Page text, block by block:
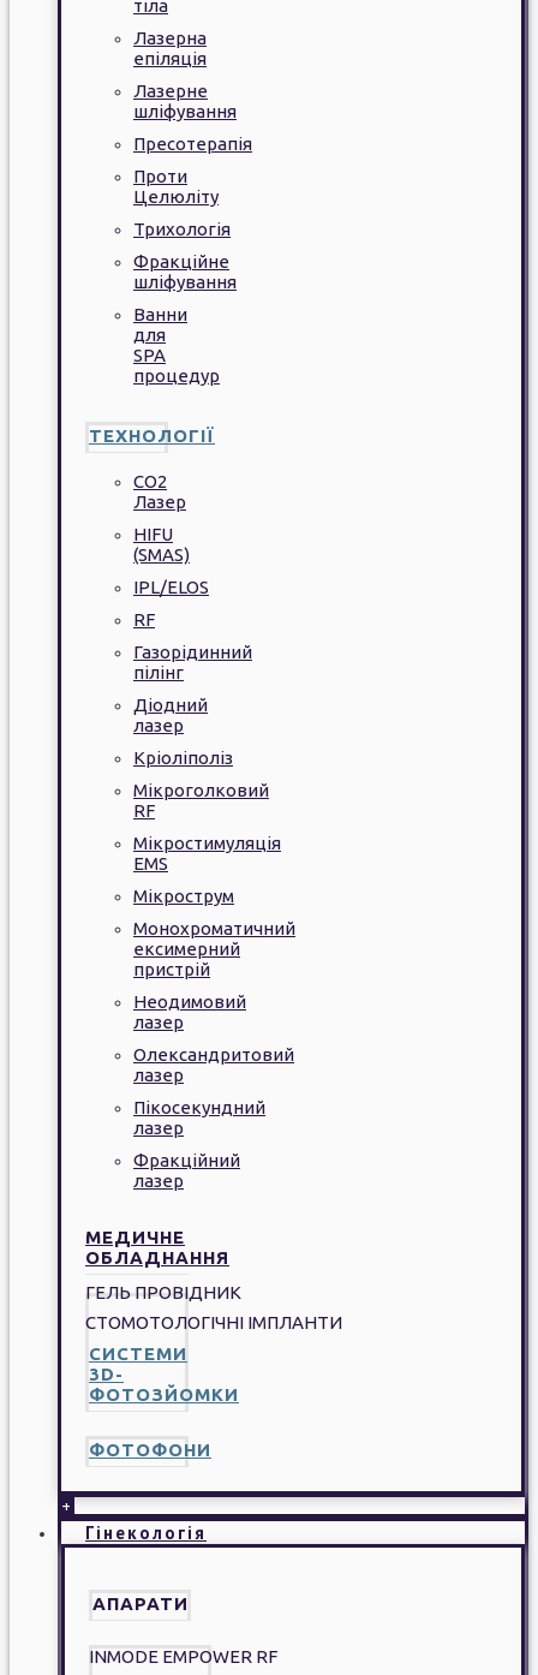
тіла
Лазерна
епіляція
Лазерне
шліфування
Пресотерапія
Проти
Целюліту
Трихологія
Фракційне
шліфування
Ванни
для
SPA
процедур
ТЕХНОЛОГІЇ
CO2
Лазер
HIFU
(SMAS)
IPL/ELOS
RF
Газорідинний
пілінг
Діодний
лазер
Кріоліполіз
Мікроголковий
RF
Мікростимуляція
EMS
Мікрострум
Монохроматичний
ексимерний
пристрій
Неодимовий
лазер
Олександритовий
лазер
Пікосекундний
лазер
Фракційний
лазер
МЕДИЧНЕ
ОБЛАДНАННЯ
ГЕЛЬ ПРОВІДНИК
СТОМОТОЛОГІЧНІ ІМПЛАНТИ
СИСТЕМИ
3D-
ФОТОЗЙОМКИ
ФОТОФОНИ
+
Гінекологія
АПАРАТИ
INMODE EMPOWER RF